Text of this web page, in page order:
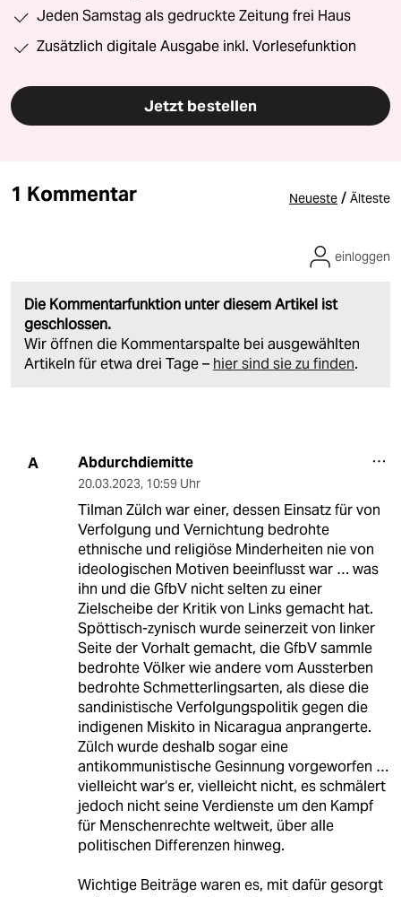
Jeden Samstag als gedruckte Zeitung frei Haus
Zusätzlich digitale Ausgabe inkl. Vorlesefunktion
Jetzt bestellen
1 Kommentar Neueste / Älteste
Die Kommentarfunktion unter diesem Artikel ist
geschlossen.
Wir öffnen die Kommentarspalte bei ausgewählten
Artikeln für etwa drei Tage – hier sind sie zu finden.
einloggen
A Abdurchdiemitte
20.03.2023, 10:59 Uhr
Tilman Zülch war einer, dessen Einsatz für von
Verfolgung und Vernichtung bedrohte
ethnische und religiöse Minderheiten nie von
ideologischen Motiven beeinflusst war … was
ihn und die GfbV nicht selten zu einer
Zielscheibe der Kritik von Links gemacht hat.
Spöttisch-zynisch wurde seinerzeit von linker
Seite der Vorhalt gemacht, die GfbV sammle
bedrohte Völker wie andere vom Aussterben
bedrohte Schmetterlingsarten, als diese die
sandinistische Verfolgungspolitik gegen die
indigenen Miskito in Nicaragua anprangerte.
Zülch wurde deshalb sogar eine
antikommunistische Gesinnung vorgeworfen …
vielleicht war‘s er, vielleicht nicht, es schmälert
jedoch nicht seine Verdienste um den Kampf
für Menschenrechte weltweit, über alle
politischen Differenzen hinweg.
Wichtige Beiträge waren es, mit dafür gesorgt